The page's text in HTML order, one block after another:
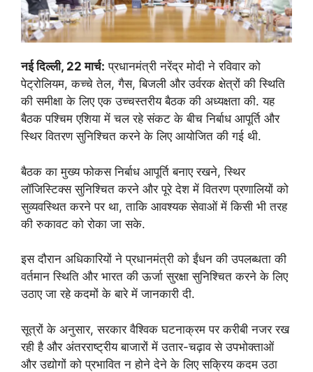
नई दिल्ली, 22 मार्च: प्रधानमंत्री नरेंद्र मोदी ने रविवार को
पेट्रोलियम, कच्चे तेल, गैस, बिजली और उर्वरक क्षेत्रों की स्थिति
की समीक्षा के लिए एक उच्चस्तरीय बैठक की अध्यक्षता की. यह
बैठक पश्चिम एशिया में चल रहे संकट के बीच निर्बाध आपूर्ति और
स्थिर वितरण सुनिश्चित करने के लिए आयोजित की गई थी.
बैठक का मुख्य फोकस निर्बाध आपूर्ति बनाए रखने, स्थिर
लॉजिस्टिक्स सुनिश्चित करने और पूरे देश में वितरण प्रणालियों को
सुव्यवस्थित करने पर था, ताकि आवश्यक सेवाओं में किसी भी तरह
की रुकावट को रोका जा सके.
इस दौरान अधिकारियों ने प्रधानमंत्री को ईंधन की उपलब्धता की
वर्तमान स्थिति और भारत की ऊर्जा सुरक्षा सुनिश्चित करने के लिए
उठाए जा रहे कदमों के बारे में जानकारी दी.
सूत्रों के अनुसार, सरकार वैश्विक घटनाक्रम पर करीबी नजर रख
रही है और अंतरराष्ट्रीय बाजारों में उतार-चढ़ाव से उपभोक्ताओं
और उद्योगों को प्रभावित न होने देने के लिए सक्रिय कदम उठा